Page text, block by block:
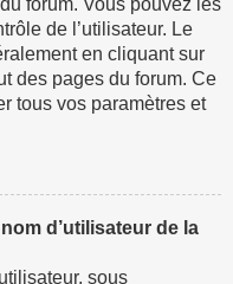
de l’utilisateur. Le
en cliquant sur
des pages du forum. Ce
tous vos paramètres et
d’utilisateur de la
sous